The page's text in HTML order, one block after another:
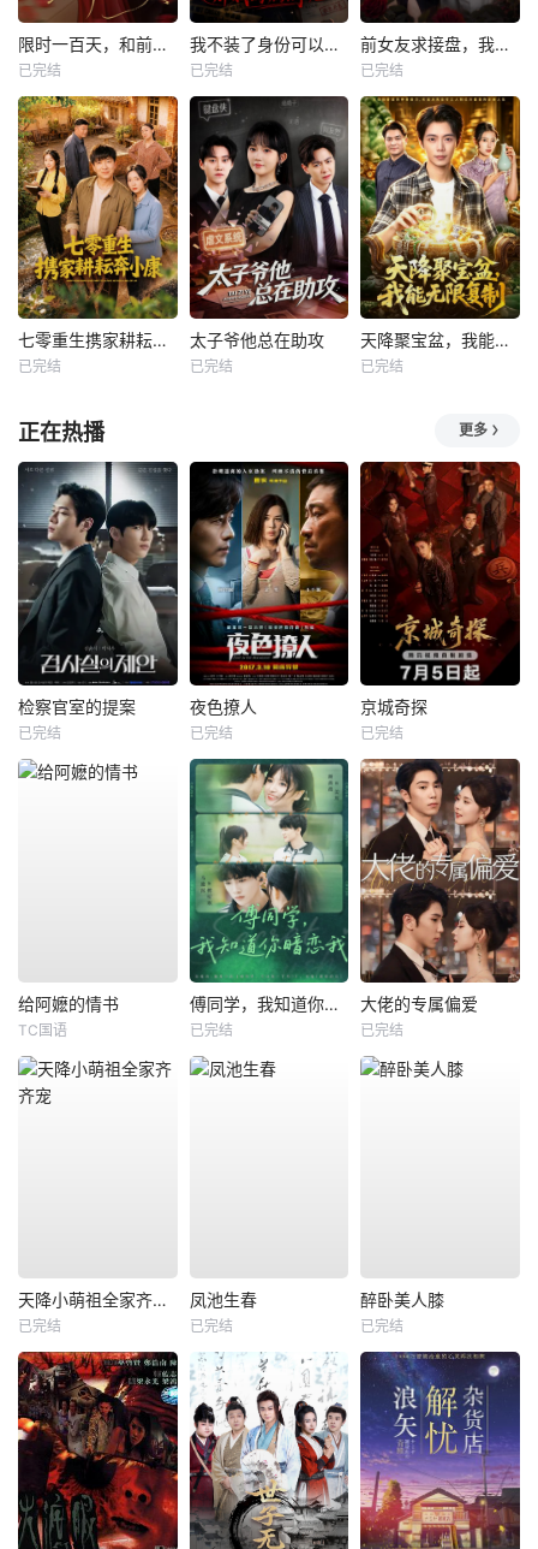
限时一百天，和前夫谈恋爱
已完结
我不装了身份可以偷走那我的病例呢
已完结
前女友求接盘，我反手闪婚女神
已完结
七零重生携家耕耘奔小康
已完结
太子爷他总在助攻
已完结
天降聚宝盆，我能无限复制
已完结
正在热播 更多
检察官室的提案
已完结
夜色撩人
已完结
京城奇探
已完结
给阿嬷的情书
TC国语
傅同学，我知道你暗恋我
已完结
大佬的专属偏爱
已完结
天降小萌祖全家齐齐宠
已完结
凤池生春
已完结
醉卧美人膝
已完结